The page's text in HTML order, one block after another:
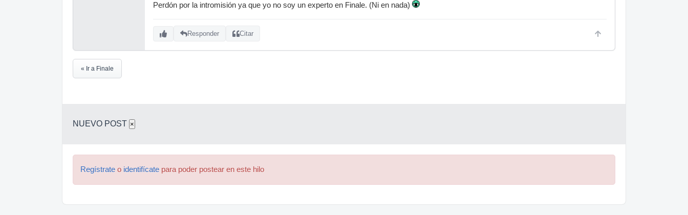
Perdón por la intromisión ya que yo no soy un experto en Finale. (Ni en nada)
Responder Citar
« Ir a Finale
NUEVO POST ×
Regístrate o identifícate para poder postear en este hilo